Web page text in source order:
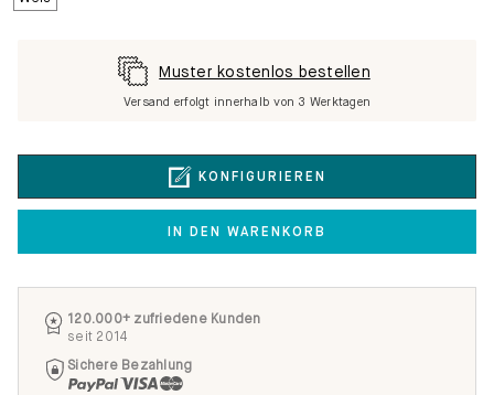
KONFIGURIEREN
IN DEN WARENKORB
Muster kostenlos bestellen
Versand erfolgt innerhalb von 3 Werktagen
120.000+ zufriedene Kunden
seit 2014
Sichere Bezahlung